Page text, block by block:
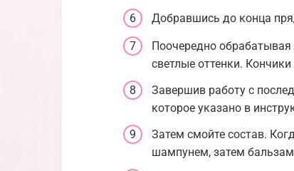
Добравшись до конца
Поочередно обрабатывая
светлые оттенки.
Завершив работу с
которое указано в
Затем смойте состав.
шампунем, затем